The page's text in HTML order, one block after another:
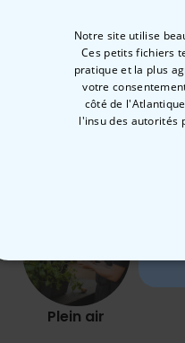
Plein air
Notre site utilise
Ces petits fichiers
pratique et la plus
votre
côté de
l'insu des autorités
STRICTEMENT